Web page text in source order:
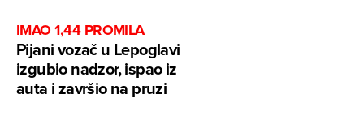
IMAO 1,44 PROMILA
Pijani vozač u Lepoglavi
izgubio nadzor, ispao iz
auta i završio na pruzi